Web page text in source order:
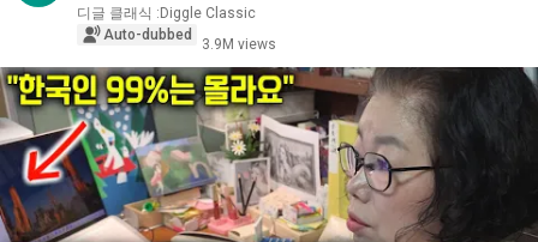
디글 클래식 :Diggle Classic
Auto-dubbed
3.9M views